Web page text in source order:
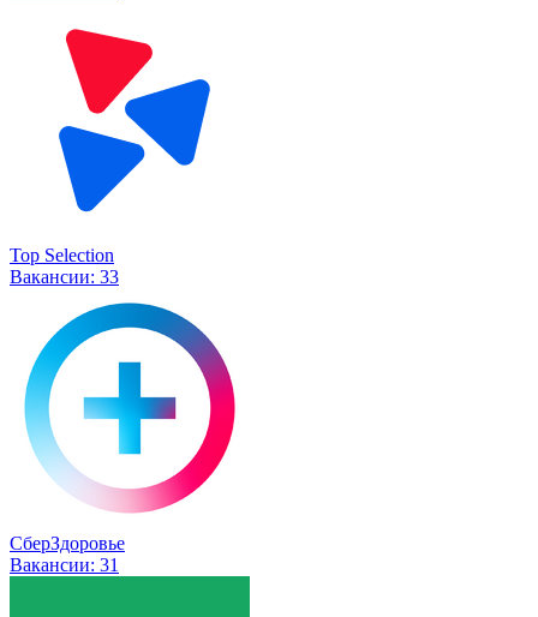
Top Selection
Вакансии: 33
СберЗдоровье
Вакансии: 31